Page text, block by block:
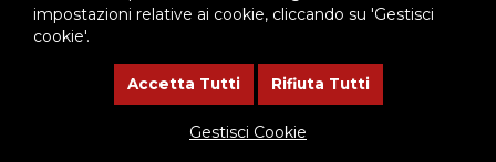
impostazioni relative ai cookie, cliccando su 'Gestisci
cookie'.
Accetta Tutti Rifiuta Tutti
Gestisci Cookie